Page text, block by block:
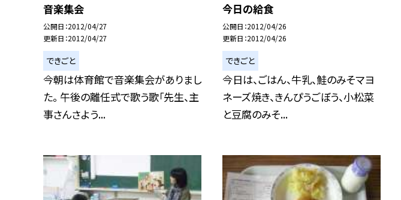
音楽集会
公開日 2012/04/27
更新日 2012/04/27
できごと
今朝は体育館で音楽集会がありまし
た。 午後の離任式で歌う歌「先生、主
事さんさよう...
今日の給食
公開日 2012/04/26
更新日 2012/04/26
できごと
今日は、ごはん、牛乳、鮭のみそマヨ
ネーズ焼き、きんぴうごぼう、小松菜
と豆腐のみそ...